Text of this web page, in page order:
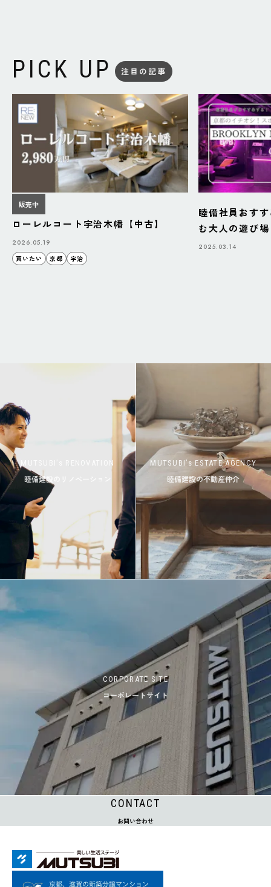
PICK UP 注目の記事
販売中
ローレルコート宇治木幡【中古】
2026.05.19
買いたい
京都 宇治
睦備社員おす
む大人の遊び
BAZAAR」
2025.03.14
MUTSUBI’s RENOVATION
睦備建設のリノベーション
MUTSUBI’s ESTATE AGENCY
睦備建設の不動産仲介
CORPORATE SITE
コーポレートサイト
CONTACT
お問い合わせ